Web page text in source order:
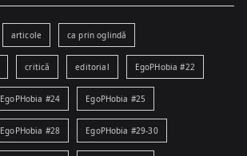
articole ca prin oglindă
critică editorial EgoPHobia #22
EgoPHobia #24 EgoPHobia #25
EgoPHobia #28 EgoPHobia #29-30